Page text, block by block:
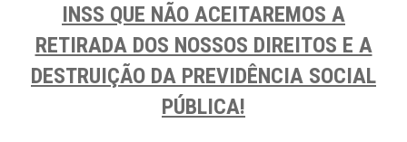
INSS QUE NÃO ACEITAREMOS A
RETIRADA DOS NOSSOS DIREITOS E A
DESTRUIÇÃO DA PREVIDÊNCIA SOCIAL
PÚBLICA!